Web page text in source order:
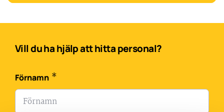
Vill du ha hjälp att hitta personal?
Förnamn *